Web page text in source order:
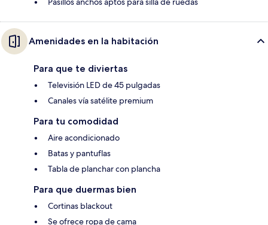
Amenidades en la habitación
Para que te diviertas
Televisión LED de 45 pulgadas
Canales vía satélite premium
Para tu comodidad
Aire acondicionado
Batas y pantuflas
Tabla de planchar con plancha
Para que duermas bien
Cortinas blackout
Se ofrece ropa de cama